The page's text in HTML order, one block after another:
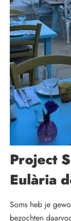
Project
Eulària
Soms heb je
bezochten